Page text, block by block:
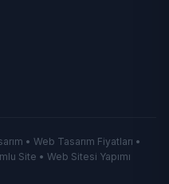
• Web Tasarım Fiyatları •
Site • Web Sitesi Yapımı